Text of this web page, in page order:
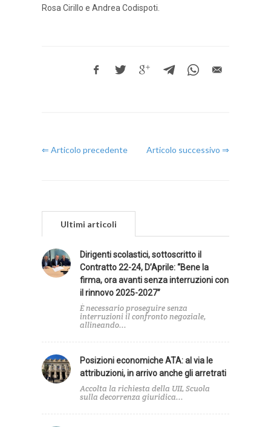
Rosa Cirillo e Andrea Codispoti.
⇐ Articolo precedente Articolo successivo ⇒
Ultimi articoli
Dirigenti scolastici, sottoscritto il
Contratto 22-24, D’Aprile: “Bene la
firma, ora avanti senza interruzioni con
il rinnovo 2025-2027”
È necessario proseguire senza
interruzioni il confronto negoziale,
allineando...
Posizioni economiche ATA: al via le
attribuzioni, in arrivo anche gli arretrati
Accolta la richiesta della UIL Scuola
sulla decorrenza giuridica...